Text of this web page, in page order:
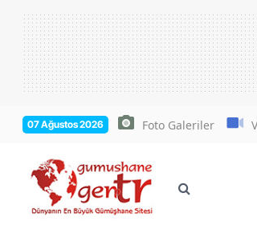
07 Ağustos 2026 Foto Galeriler